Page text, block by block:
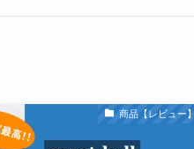
商品【レビュー】